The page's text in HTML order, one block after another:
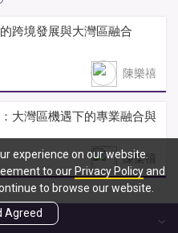
跨境發展與大灣區融合
陳樂禧
大灣區機遇下的專業融合與
陳樂禧
experience on our website.
to our Privacy Policyand
to browse our website.
Agreed